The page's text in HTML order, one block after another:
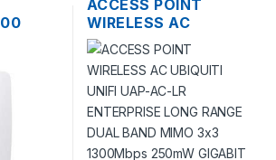
1
ACCESS POINT
WIRELESS AC
UBIQUITI UNIFI UAP-
AC-LR ENTERPRISE
LONG RANGE DUAL
BAND MIMO 3×3
1300MBPS 250MW
GIGABIT TECHO +
POE